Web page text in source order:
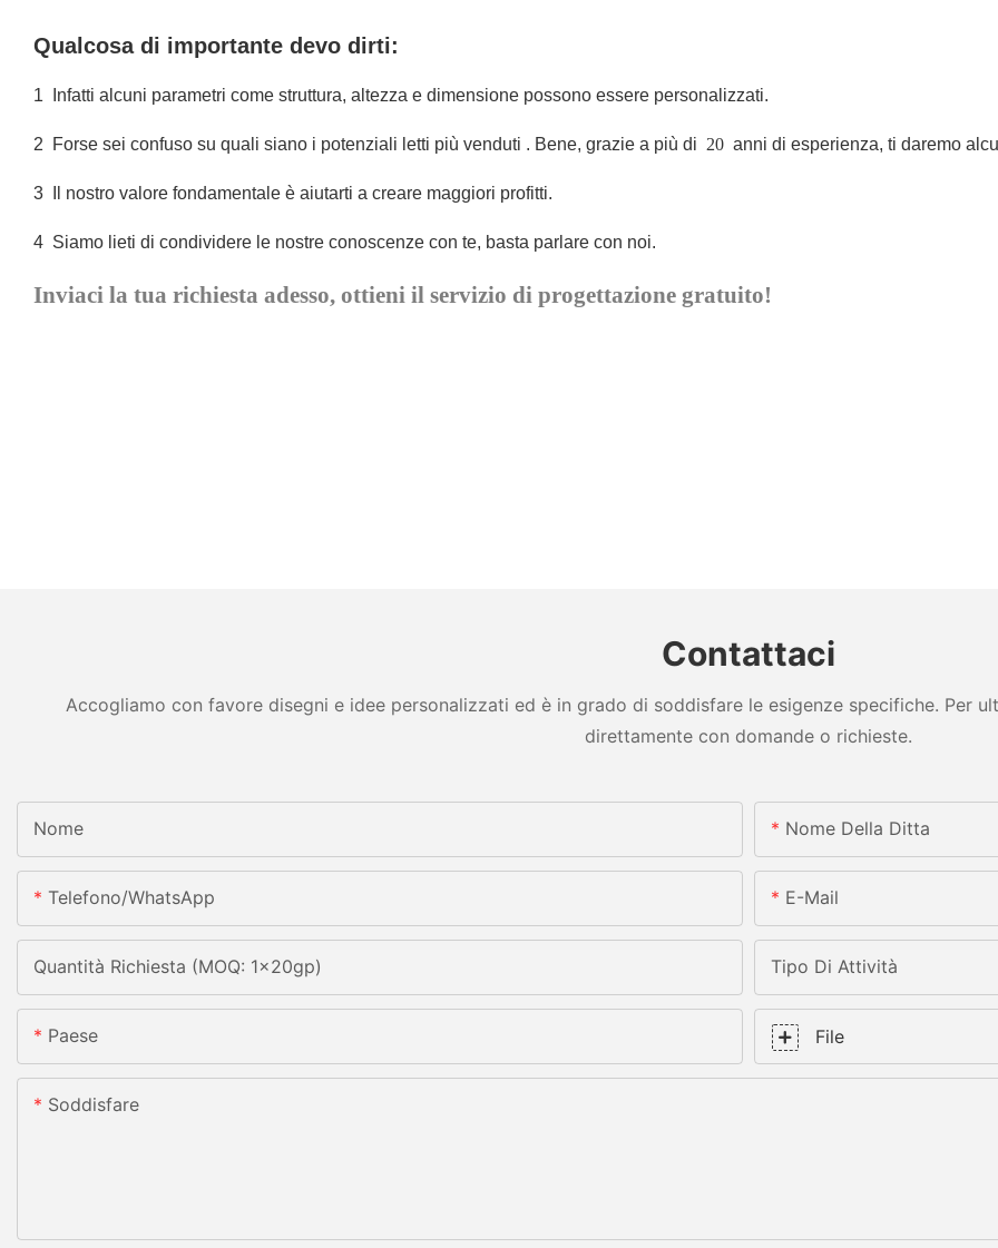
Qualcosa di importante devo dirti:
1 Infatti alcuni parametri come struttura, altezza e dimensione possono essere personalizzati.
2 Forse sei confuso su quali siano i potenziali letti più venduti . Bene, grazie a più di 20 anni di esperienza, ti daremo
3 Il nostro valore fondamentale è aiutarti a creare maggiori profitti.
4 Siamo lieti di condividere le nostre conoscenze con te, basta parlare con noi.
Inviaci la tua richiesta adesso, ottieni il servizio di progettazione gratuito!
Contattaci
Accogliamo con favore disegni e idee personalizzati ed è in grado di soddisfare le esigenze specifiche. Per
direttamente con domande o richieste.
Nome Nome Della Ditta
Telefono/WhatsApp E-Mail
Quantità Richiesta (MOQ: 1x20gp) Tipo Di Attività
Paese File
Soddisfare